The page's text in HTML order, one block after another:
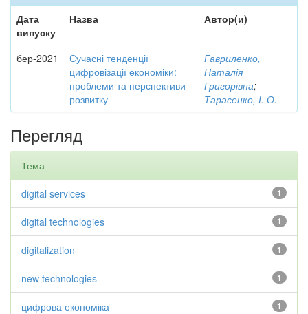
Дата
випуску
Назва Автор(и)
бер-2021
Сучасні тенденції
цифровізації економіки:
проблеми та перспективи
розвитку
Гавриленко,
Наталія
Григорівна;
Тарасенко, І. О.
Перегляд
Тема
1
digital services
1
digital technologies
1
digitalization
1
new technologies
1
цифрова економіка